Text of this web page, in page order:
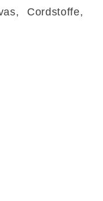
Cordstoffe,